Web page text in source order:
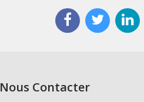
Nous Contacter